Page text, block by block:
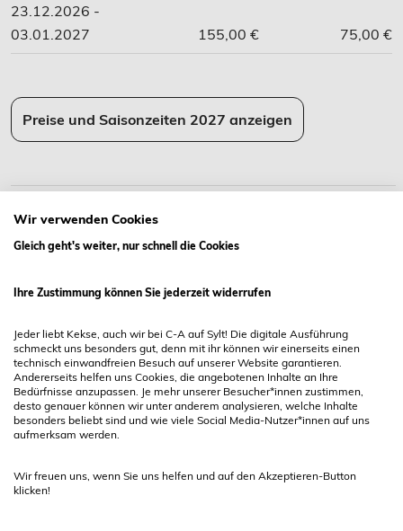
23.12.2026 -
03.01.2027
155,00 € 75,00 €
Preise und Saisonzeiten 2027 anzeigen
Belegzeitenkalender
01 Belegt 01 An- / Abreisetag
Pfeil zum vorherigen Monat
August 2026
Mo Di Mi Do Fr Sa So
3 4 5 6 7 8 9
Wir verwenden Cookies
Gleich geht's weiter, nur schnell die Cookies
Ihre Zustimmung können Sie jederzeit widerrufen
Jeder liebt Kekse, auch wir bei C-A auf Sylt! Die digitale Ausführung
schmeckt uns besonders gut, denn mit ihr können wir einerseits einen
technisch einwandfreien Besuch auf unserer Website garantieren.
Andererseits helfen uns Cookies, die angebotenen Inhalte an Ihre
Bedürfnisse anzupassen. Je mehr unserer Besucher*innen zustimmen,
desto genauer können wir unter anderem analysieren, welche Inhalte
besonders beliebt sind und wie viele Social Media-Nutzer*innen auf uns
aufmerksam werden.
Wir freuen uns, wenn Sie uns helfen und auf den Akzeptieren-Button
klicken!